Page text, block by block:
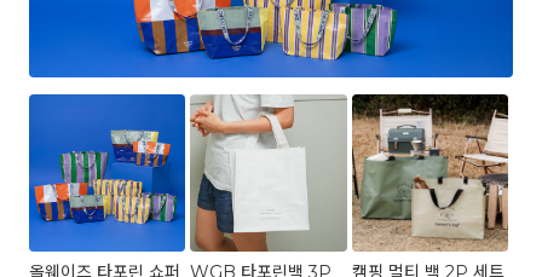
올웨이즈 타포린 쇼퍼 WGB 타포린백 3P
캠핑 멀티 백 2P 세트